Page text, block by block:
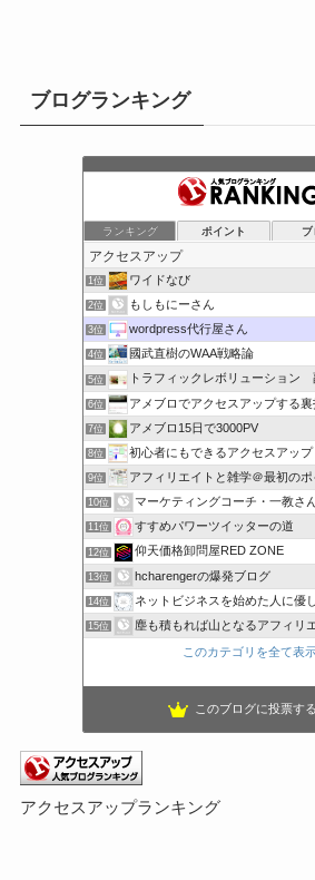
ブログランキング
ランキング ポイント ブ
1位 ワイドなび
2位 もしもにーさん
3位 wordpress代行屋さん
4位 國武直樹のWAA戦略論
5位 トラフィックレボリューション
6位 アメブロでアクセスアップする裏
7位 アメブロ15日で3000PV
8位 初心者にもできるアクセスアップ
9位 アフィリエイトと雑学＠最初のポ
10位 マーケティングコーチ・一教さ
11位 すすめパワーツイッターの道
12位 仰天価格卸問屋RED ZONE
13位 hcharengerの爆発ブログ
14位 ネットビジネスを始めた人に優
15位 塵も積もれば山となるアフィリ
このカテゴリを全て表
このブログに投票する
アクセスアップランキング